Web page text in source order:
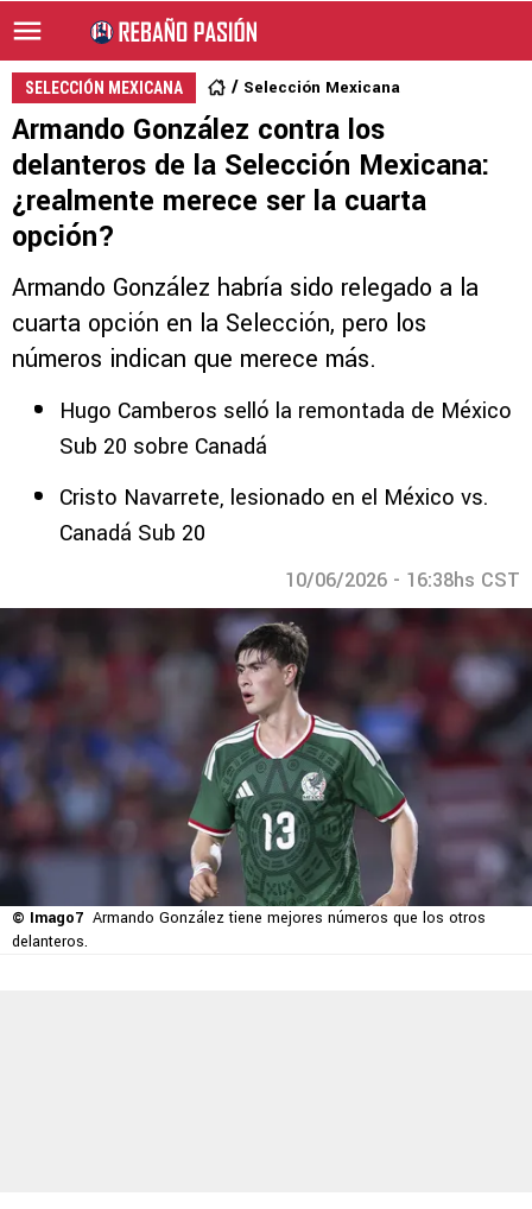
SELECCIÓN MEXICANA Selección Mexicana
Armando González contra los
delanteros de la Selección Mexicana:
¿realmente merece ser la cuarta
opción?
Armando González habría sido relegado a la
cuarta opción en la Selección, pero los
números indican que merece más.
Hugo Camberos selló la remontada de México
Sub 20 sobre Canadá
Cristo Navarrete, lesionado en el México vs.
Canadá Sub 20
10/06/2026 - 16:38hs CST
© Imago7 Armando González tiene mejores números que los otros
delanteros.